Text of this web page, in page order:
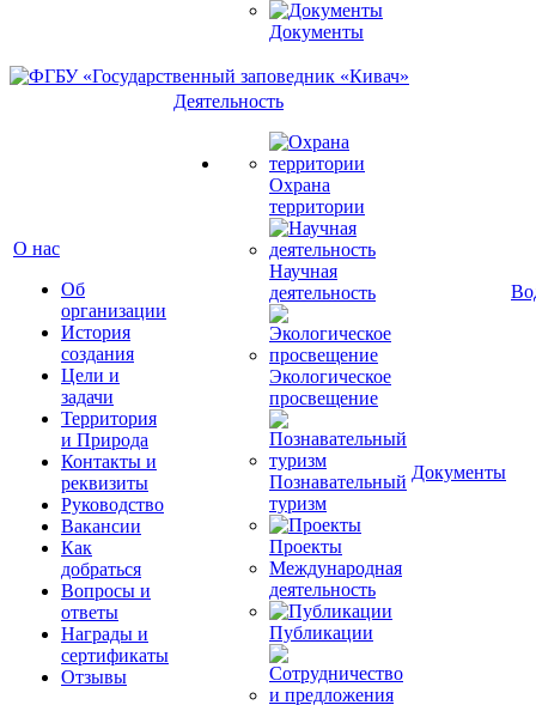
Документы
О нас
Об
организации
История
создания
Цели и
задачи
Территория
и Природа
Контакты и
реквизиты
Руководство
Вакансии
Как
добраться
Вопросы и
ответы
Награды и
сертификаты
Отзывы
Деятельность
Охрана
территории
Научная
деятельность
Экологическое
просвещение
Познавательный
туризм
Проекты
Международная
деятельность
Публикации
Документы